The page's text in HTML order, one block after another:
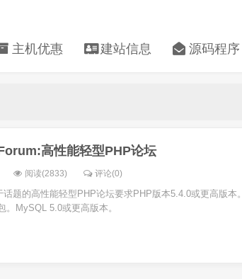
主机优惠 建站信息 源码程序
高性能轻型PHP论坛
阅读(2833) 评论(0)
题的高性能轻型PHP论坛要求PHP版本5.4.0或更高版本。
。MySQL 5.0或更高版本。